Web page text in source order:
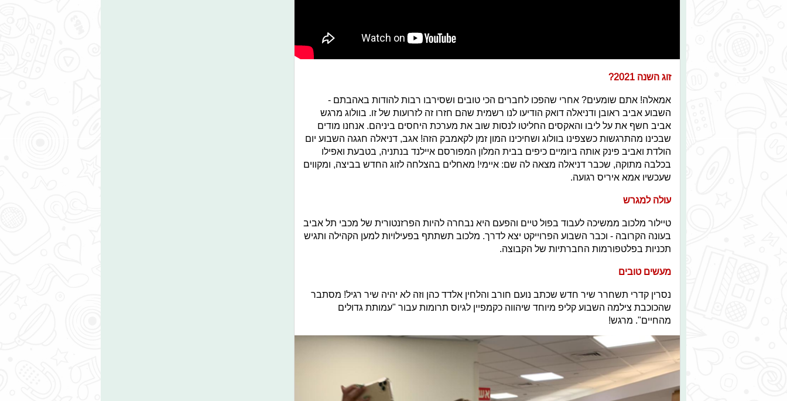
זוג השנה 2021?
אמאלה! אתם שומעים? אחרי שהפכו לחברים הכי טובים ושסירבו רבות להודות באהבתם -
השבוע אביב ראובן ודניאלה דואק הודיעו לנו רשמית שהם חזרו זה לזרועות של זו. בוולוג מרגש
אביב חשף את על ליבו והאקסים החליטו לנסות שוב את מערכת היחסים ביניהם. אנחנו מודים
שבכינו מהתרגשות כשצפינו בוולוג ושחיכינו המון זמן לקאמבק הזה! אגב, דניאלה חגגה השבוע יום
הולדת ואביב פינק אותה ביומיים כיפים בבית המלון המפורסם איילנד בנתניה, בטבעת ואפילו
בכלבה מתוקה, שכבר דניאלה מצאה לה שם: איימי! מאחלים בהצלחה לזוג החדש בביצה, ומקווים
שעכשיו אמא איריס רגועה.
עולה למגרש
טיילור מלכוב ממשיכה לעבוד בפול טיים והפעם היא נבחרה להיות הפרזנטורית של מכבי תל אביב
בעונה הקרובה - וכבר השבוע הפרוייקט יצא לדרך. מלכוב תשתתף בפעילויות למען הקהילה ותגיש
תכניות בפלטפורמות החברתיות של הקבוצה.
מעשים טובים
נסרין קדרי תשחרר שיר חדש שכתב נועם חורב והלחין אלדד כהן וזה לא יהיה שיר רגיל! מסתבר
שהכוכבת צילמה השבוע קליפ מיוחד שיהווה כקמפיין לגיוס תרומות עבור "עמותת גדולים
מהחיים". מרגש!